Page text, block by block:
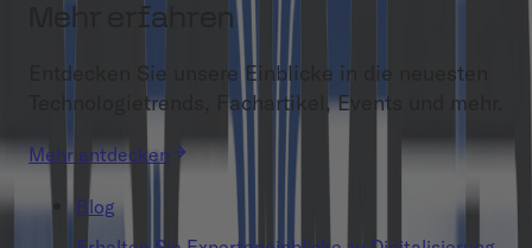
Mehr erfahren
Entdecken Sie unsere Einblicke in die neuesten
Technologietrends, Fachartikel, Events und mehr.
Mehr entdecken
Blog